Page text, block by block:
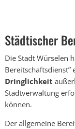
Städtischer
Die Stadt Würselen
Bereitschaftsdienst”
Dringlichkeit
Stadtverwaltung
können.
Der allgemeine